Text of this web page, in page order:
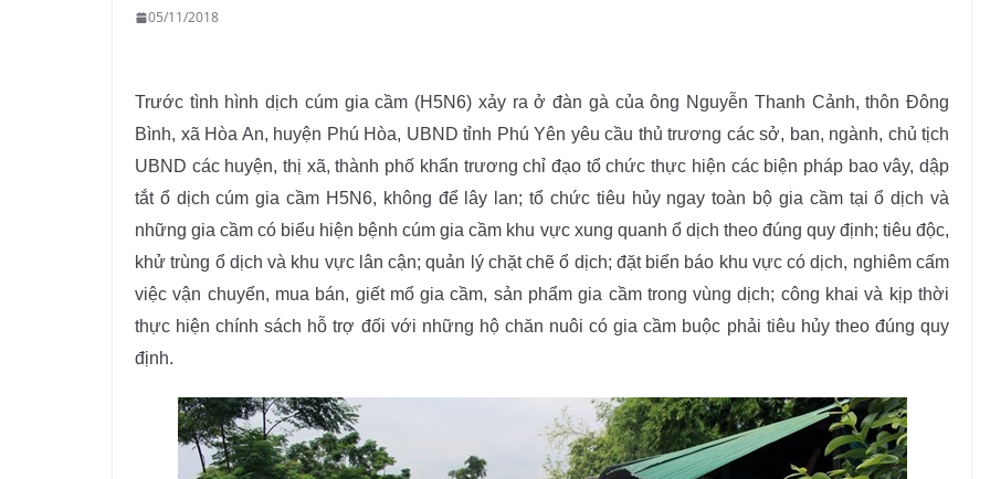
05/11/2018
Trước tình hình dịch cúm gia cầm (H5N6) xảy ra ở đàn gà của ông Nguyễn Thanh Cảnh, thôn Đông
Bình, xã Hòa An, huyện Phú Hòa, UBND tỉnh Phú Yên yêu cầu thủ trương các sở, ban, ngành, chủ tịch
UBND các huyện, thị xã, thành phố khẩn trương chỉ đạo tổ chức thực hiện các biện pháp bao vây, dập
tắt ổ dịch cúm gia cầm H5N6, không để lây lan; tổ chức tiêu hủy ngay toàn bộ gia cầm tại ổ dịch và
những gia cầm có biểu hiện bệnh cúm gia cầm khu vực xung quanh ổ dịch theo đúng quy định; tiêu độc,
khử trùng ổ dịch và khu vực lân cận; quản lý chặt chẽ ổ dịch; đặt biển báo khu vực có dịch, nghiêm cấm
việc vận chuyển, mua bán, giết mổ gia cầm, sản phẩm gia cầm trong vùng dịch; công khai và kịp thời
thực hiện chính sách hỗ trợ đối với những hộ chăn nuôi có gia cầm buộc phải tiêu hủy theo đúng quy
định.